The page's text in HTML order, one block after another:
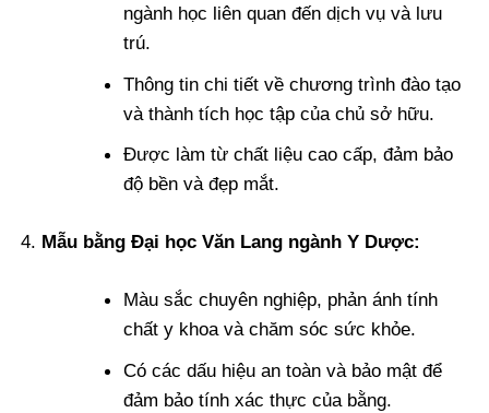
ngành học liên quan đến dịch vụ và lưu
trú.
Thông tin chi tiết về chương trình đào tạo
và thành tích học tập của chủ sở hữu.
Được làm từ chất liệu cao cấp, đảm bảo
độ bền và đẹp mắt.
Mẫu bằng Đại học Văn Lang ngành Y Dược:
Màu sắc chuyên nghiệp, phản ánh tính
chất y khoa và chăm sóc sức khỏe.
Có các dấu hiệu an toàn và bảo mật để
đảm bảo tính xác thực của bằng.